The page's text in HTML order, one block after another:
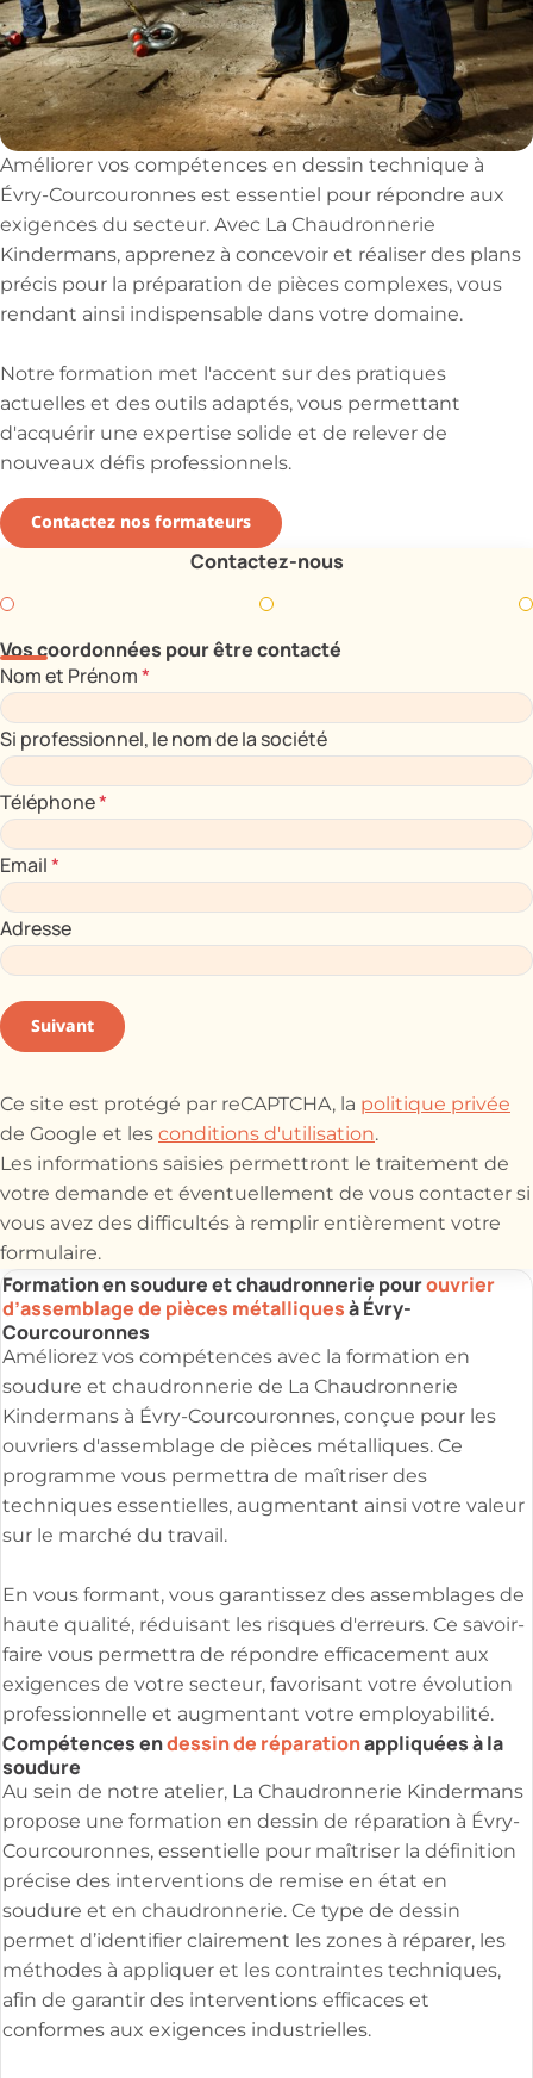
Améliorer vos compétences en dessin technique à
Évry-Courcouronnes est essentiel pour répondre aux
exigences du secteur. Avec La Chaudronnerie
Kindermans, apprenez à concevoir et réaliser des plans
précis pour la préparation de pièces complexes, vous
rendant ainsi indispensable dans votre domaine.
Notre formation met l'accent sur des pratiques
actuelles et des outils adaptés, vous permettant
d'acquérir une expertise solide et de relever de
nouveaux défis professionnels.
Contactez nos formateurs
Vos coordonnées pour être contacté
Nom et Prénom*
Si professionnel, le nom de la société
Téléphone*
Email*
Adresse
Suivant
Ce site est protégé par reCAPTCHA, la politique privée
de Google et lesconditions d'utilisation.
Les informations saisies permettront le traitement de
votre demande et éventuellement de vous contacter si
vous avez des difficultés à remplir entièrement votre
formulaire.
Contactez-nous
Formation en soudure et chaudronnerie pourouvrier
d’assemblage de pièces métalliquesà Évry-
Courcouronnes
Améliorez vos compétences avec la formation en
soudure et chaudronnerie de La Chaudronnerie
Kindermans à Évry-Courcouronnes, conçue pour les
ouvriers d'assemblage de pièces métalliques. Ce
programme vous permettra de maîtriser des
techniques essentielles, augmentant ainsi votre valeur
sur le marché du travail.
En vous formant, vous garantissez des assemblages de
haute qualité, réduisant les risques d'erreurs. Ce savoir-
faire vous permettra de répondre efficacement aux
exigences de votre secteur, favorisant votre évolution
professionnelle et augmentant votre employabilité.
Compétences endessin de réparationappliquées à la
soudure
Au sein de notre atelier, La Chaudronnerie Kindermans
propose une formation en dessin de réparation à Évry-
Courcouronnes, essentielle pour maîtriser la définition
précise des interventions de remise en état en
soudure et en chaudronnerie. Ce type de dessin
permet d’identifier clairement les zones à réparer, les
méthodes à appliquer et les contraintes techniques,
afin de garantir des interventions efficaces et
conformes aux exigences industrielles.